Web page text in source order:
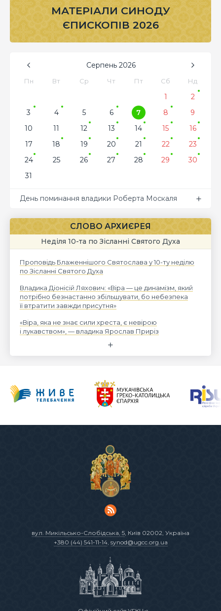
МАТЕРІАЛИ СИНОДУ
ЄПИСКОПІВ 2026
Серпень 2026
Пн Вт Ср Чт Пт Сб Нд
1
2
3
4 5 6 7 8
9
10
11 12 13 14 15
16
17
18 19 20 21 22
23
24
25 26 27 28 29
30
31
День поминання владики Роберта Москаля
СЛОВО АРХИЄРЕЯ
Неділя 10-та по Зісланні Святого Духа
Проповідь Блаженнішого Святослава у 10-ту неділю
по Зісланні Святого Духа
Владика Діонісій Ляхович: «Віра — це динамізм, який
потрібно безнастанно збільшувати, бо небезпека
її втратити завжди присутня»
«Віра, яка не знає сили хреста, є невірою
і лукавством», — владика Ярослав Приріз
вул. Микільсько-Слобідська, 5 , Київ 02002, Україна
+380 (44) 541-11-14, synod@ugcc.org.ua